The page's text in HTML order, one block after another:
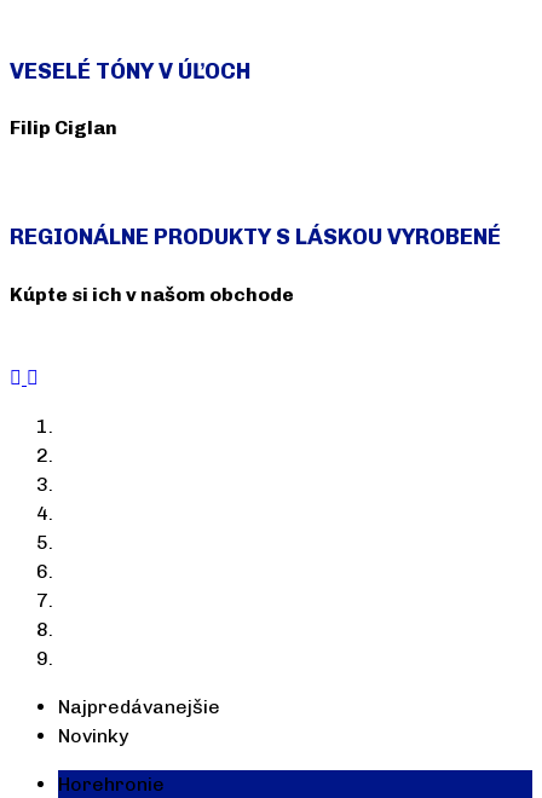
VESELÉ TÓNY V ÚĽOCH
Filip Ciglan
REGIONÁLNE PRODUKTY S LÁSKOU VYROBENÉ
Kúpte si ich v našom obchode
Najpredávanejšie
Novinky
Horehronie